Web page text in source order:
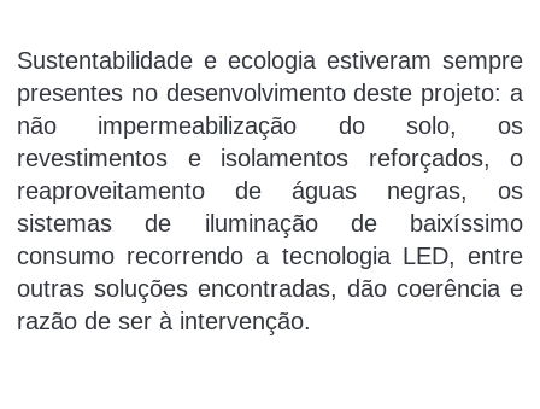
Sustentabilidade e ecologia estiveram sempre
presentes no desenvolvimento deste projeto: a
não impermeabilização do solo, os
revestimentos e isolamentos reforçados, o
reaproveitamento de águas negras, os
sistemas de iluminação de baixíssimo
consumo recorrendo a tecnologia LED, entre
outras soluções encontradas, dão coerência e
razão de ser à intervenção.